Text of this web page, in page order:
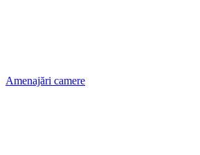
Amenajări camere